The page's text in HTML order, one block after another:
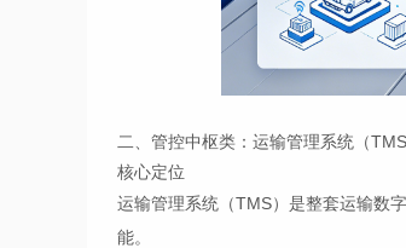
二、管控中枢类：运输管理系统（TMS
核心定位
运输管理系统（TMS）是整套运输数
能。